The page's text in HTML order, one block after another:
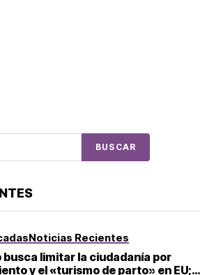
BUSCAR
Noticias Recientes
busca limitar la ciudadanía por
y el «turismo de parto» en EU;